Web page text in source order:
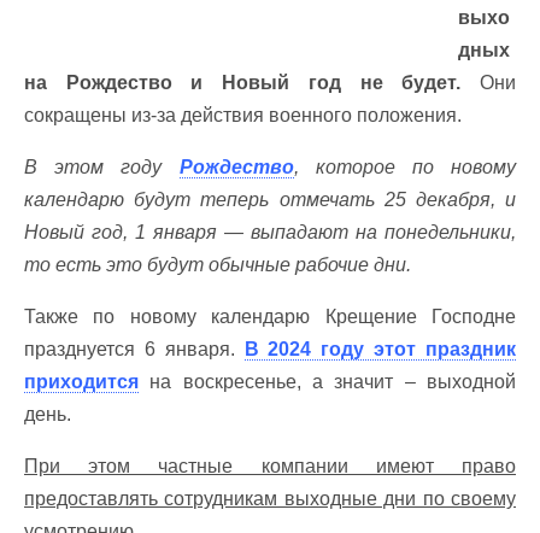
выхо
дных
на Рождество и Новый год не будет. Они
сокращены из-за действия военного положения.
В этом году Рождество, которое по новому
календарю будут теперь отмечать 25 декабря, и
Новый год, 1 января — выпадают на понедельники,
то есть это будут обычные рабочие дни.
Также по новому календарю Крещение Господне
празднуется 6 января.
В 2024 году этот праздник
приходится на воскресенье, а значит – выходной
день.
При этом частные компании имеют право
предоставлять сотрудникам выходные дни по своему